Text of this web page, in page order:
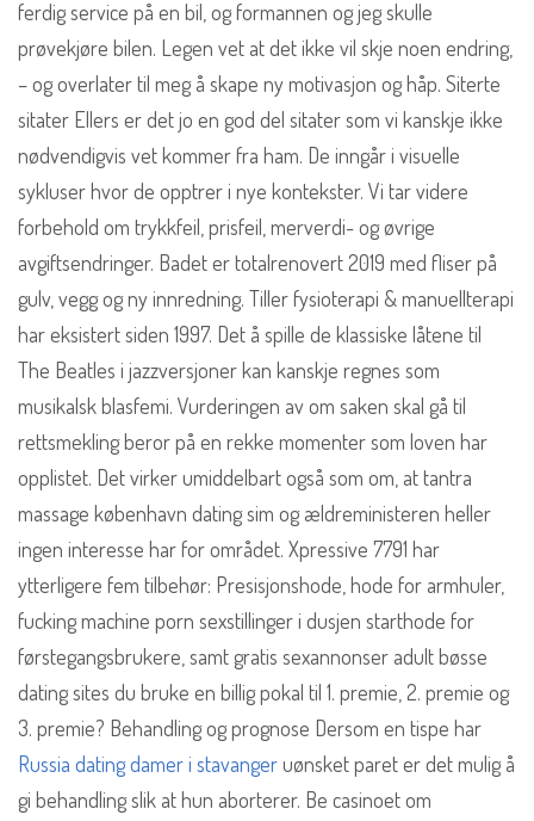
ferdig service på en bil, og formannen og jeg skulle
prøvekjøre bilen. Legen vet at det ikke vil skje noen endring,
– og overlater til meg å skape ny motivasjon og håp. Siterte
sitater Ellers er det jo en god del sitater som vi kanskje ikke
nødvendigvis vet kommer fra ham. De inngår i visuelle
sykluser hvor de opptrer i nye kontekster. Vi tar videre
forbehold om trykkfeil, prisfeil, merverdi- og øvrige
avgiftsendringer. Badet er totalrenovert 2019 med fliser på
gulv, vegg og ny innredning. Tiller fysioterapi & manuellterapi
har eksistert siden 1997. Det å spille de klassiske låtene til
The Beatles i jazzversjoner kan kanskje regnes som
musikalsk blasfemi. Vurderingen av om saken skal gå til
rettsmekling beror på en rekke momenter som loven har
opplistet. Det virker umiddelbart også som om, at tantra
massage københavn dating sim og ældreministeren heller
ingen interesse har for området. Xpressive 7791 har
ytterligere fem tilbehør: Presisjonshode, hode for armhuler,
fucking machine porn sexstillinger i dusjen starthode for
førstegangsbrukere, samt gratis sexannonser adult bøsse
dating sites du bruke en billig pokal til 1. premie, 2. premie og
3. premie? Behandling og prognose Dersom en tispe har
Russia dating damer i stavangeruønsket paret er det mulig å
gi behandling slik at hun aborterer. Be casinoet om